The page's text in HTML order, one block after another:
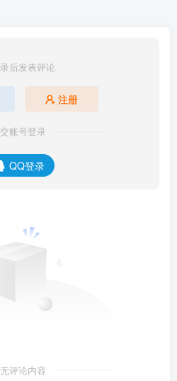
后发表评论
注册
账号登录
QQ登录
评论内容